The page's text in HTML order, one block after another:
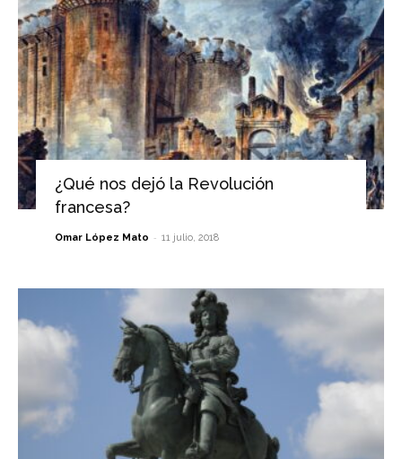
¿Qué nos dejó la Revolución
francesa?
Omar López Mato - 11 julio, 2018